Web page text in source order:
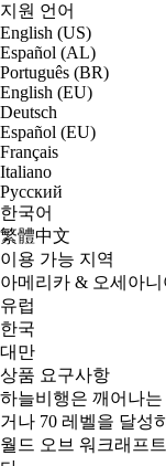
지원 언어
English (US)
Español (AL)
Português (BR)
English (EU)
Deutsch
Español (EU)
Français
Italiano
Русский
한국어
繁體中文
이용 가능 지역
아메리카 & 오세아니
유럽
한국
대만
상품 요구사항
하늘비행은 깨어나
거나 70 레벨을 달성
월드 오브 워크래프